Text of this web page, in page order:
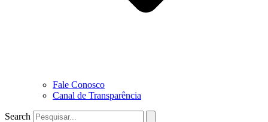
Fale Conosco
Canal de Transparência
Search